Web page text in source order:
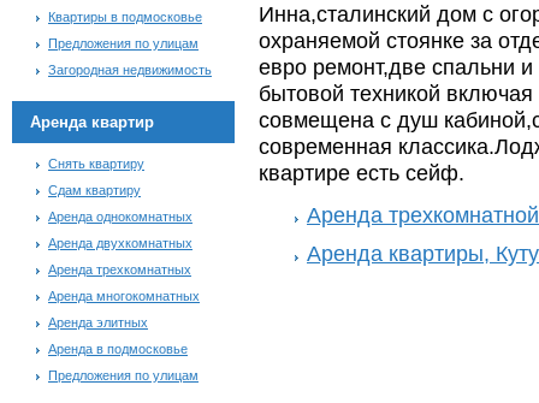
Квартиры в подмосковье
Предложения по улицам
Загородная недвижимость
Аренда квартир
Снять квартиру
Сдам квартиру
Аренда однокомнатных
Аренда двухкомнатных
Аренда трехкомнатных
Аренда многокомнатных
Аренда элитных
Аренда в подмосковье
Предложения по улицам
Инна,сталинский дом с
охраняемой стоянке за
евро ремонт,две спальни и
бытовой техникой
совмещена с душ
современная
квартире есть сейф.
Аренда
Аренда квартиры,